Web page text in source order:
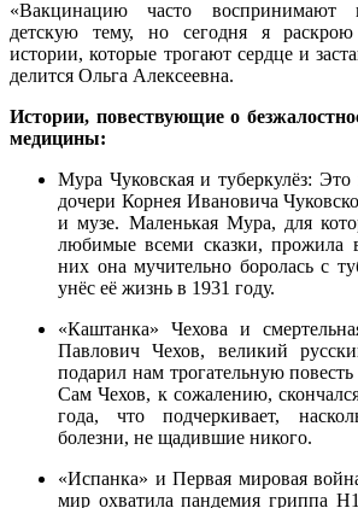
«Вакцинацию часто воспринимают
детскую тему, но сегодня я раскрою
истории, которые трогают сердце и
делится Ольга Алексеевна.
Истории, повествующие о
медицины:
Мура Чуковская и туберкулёз: Это
дочери Корнея Ивановича
и музе. Маленькая Мура, для
любимые всеми сказки, прожила
них она мучительно боролась с
унёс её жизнь в 1931 году.
«Каштанка» Чехова и
Павлович Чехов, великий
подарил нам трогательную
Сам Чехов, к сожалению,
года, что подчеркивает,
болезни, не щадившие никого.
«Испанка» и Первая мировая
мир охватила пандемия гриппа